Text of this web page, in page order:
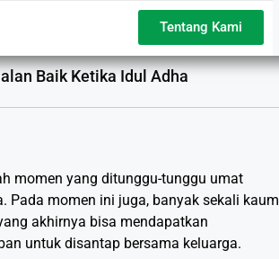
Tentang Kami
Baik Ketika Idul Adha
momen yang ditunggu-tunggu umat
Pada momen ini juga, banyak sekali kaum
akhirnya bisa mendapatkan
untuk disantap bersama keluarga.